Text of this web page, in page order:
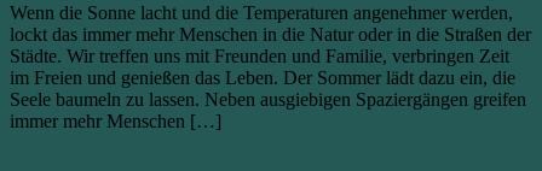
Wenn die Sonne lacht und die Temperaturen angenehmer werden,
lockt das immer mehr Menschen in die Natur oder in die Straßen der
Städte. Wir treffen uns mit Freunden und Familie, verbringen Zeit
im Freien und genießen das Leben. Der Sommer lädt dazu ein, die
Seele baumeln zu lassen. Neben ausgiebigen Spaziergängen greifen
immer mehr Menschen […]